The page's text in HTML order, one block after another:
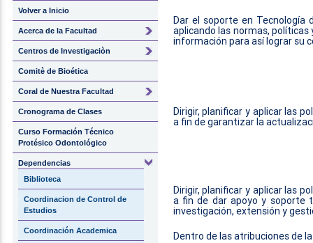
Volver a Inicio
Acerca de la Facultad
Centros de Investigaciòn
Comitè de Bioética
Coral de Nuestra Facultad
Cronograma de Clases
Curso Formación Técnico
Protésico Odontológico
Dependencias
Biblioteca
Coordinacion de Control de
Estudios
Coordinación Academica
Dar el soporte en Tecnología
aplicando las normas,
información para así lograr su
Dirigir, planificar y aplicar las
a fin de garantizar la
Dirigir, planificar y aplicar las
a fin de dar apoyo y soporte
investigación, extensión y
Dentro de las atribuciones de